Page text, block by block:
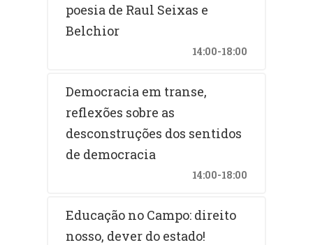
poesia de Raul Seixas e
Belchior
14:00-18:00
Democracia em transe,
reflexões sobre as
desconstruções dos sentidos
de democracia
14:00-18:00
Educação no Campo: direito
nosso, dever do estado!